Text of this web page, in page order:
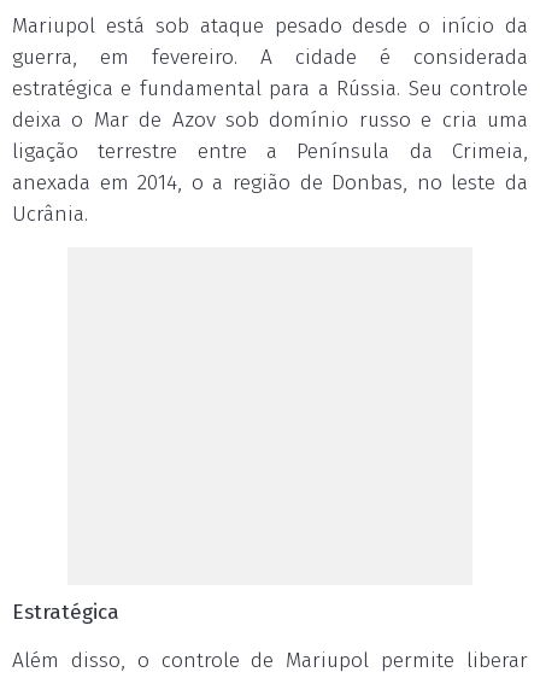
Mariupol está sob ataque pesado desde o início da
guerra, em fevereiro. A cidade é considerada
estratégica e fundamental para a Rússia. Seu controle
deixa o Mar de Azov sob domínio russo e cria uma
ligação terrestre entre a Península da Crimeia,
anexada em 2014, o a região de Donbas, no leste da
Ucrânia.
Estratégica
Além disso, o controle de Mariupol permite liberar